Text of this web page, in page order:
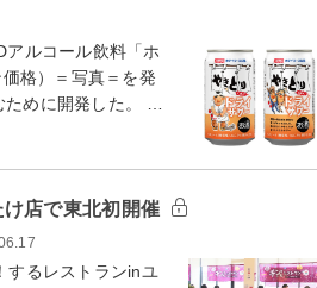
ルコール飲料「ホ
格）＝写真＝を発
めに開発した。 …
店で東北初開催
るレストランinユ